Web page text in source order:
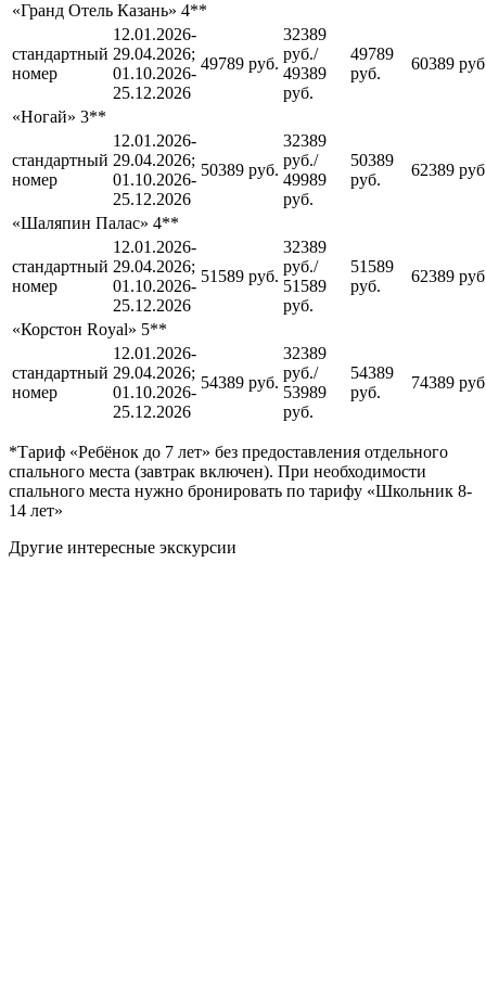
«Гранд Отель Казань» 4**
стандартный
номер
12.01.2026-
29.04.2026;
01.10.2026-
25.12.2026
49789 руб.
32389
руб./
49389
руб.
49789
руб.
60389
«Ногай» 3**
стандартный
номер
12.01.2026-
29.04.2026;
01.10.2026-
25.12.2026
50389 руб.
32389
руб./
49989
руб.
50389
руб.
62389
«Шаляпин Палас» 4**
стандартный
номер
12.01.2026-
29.04.2026;
01.10.2026-
25.12.2026
51589 руб.
32389
руб./
51589
руб.
51589
руб.
62389
«Корстон Royal» 5**
стандартный
номер
12.01.2026-
29.04.2026;
01.10.2026-
25.12.2026
54389 руб.
32389
руб./
53989
руб.
54389
руб.
74389
*Тариф «Ребёнок до 7 лет» без предоставления отдельного
спального места (завтрак включен). При необходимости
спального места нужно бронировать по тарифу «Школьник 8-
14 лет»
Другие интересные экскурсии